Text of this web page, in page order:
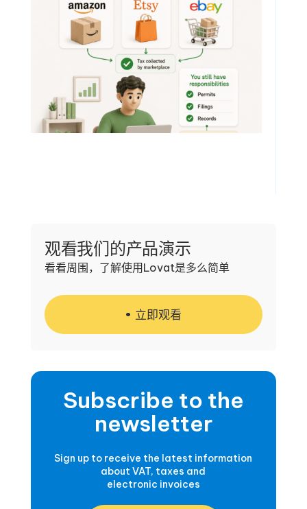
观看我们的产品演示
看看周围，了解使用Lovat是多么简单
立即观看
Subscribe to the
newsletter
Sign up to receive the latest information
about VAT, taxes and
electronic invoices